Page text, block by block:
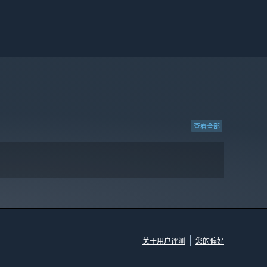
查看全部
关于用户评测 您的偏好